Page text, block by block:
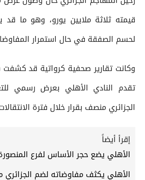
قيمته ثلاثة ملايين يورو، وهو ما
لحسم الصفقة في حال استمرار
وكانت تقارير صحفية كرواتية قد
تقدم النادي الأهلي بعرض رسمي
الجزائري منصف بقرار خلال فترة
إقرأ أيضاً
الأهلي يضع حجر الأساس لفرع المنصورة
الأهلي يكثف مفاوضاته لضم